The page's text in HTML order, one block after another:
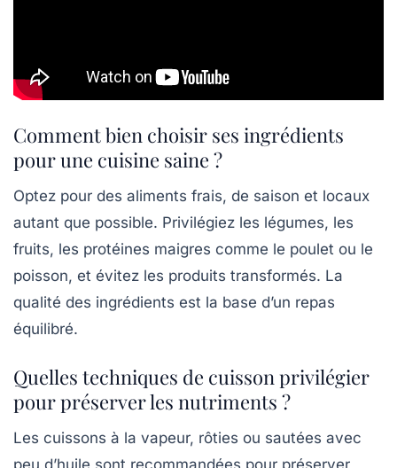
Comment bien choisir ses ingrédients
pour une cuisine saine ?
Optez pour des aliments frais, de saison et locaux
autant que possible. Privilégiez les légumes, les
fruits, les protéines maigres comme le poulet ou le
poisson, et évitez les produits transformés. La
qualité des ingrédients est la base d’un repas
équilibré.
Quelles techniques de cuisson privilégier
pour préserver les nutriments ?
Les cuissons à la vapeur, rôties ou sautées avec